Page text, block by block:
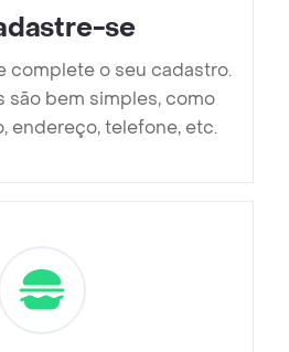
se
complete o seu cadastro.
são bem simples, como
endereço, telefone, etc.